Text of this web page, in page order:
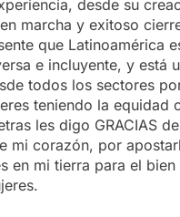
desde su
marcha y exitoso
que Latinoamérica
e incluyente, y está
todos los sectores
teniendo la equidad
les digo GRACIAS
mi corazón, por
en mi tierra para el bien